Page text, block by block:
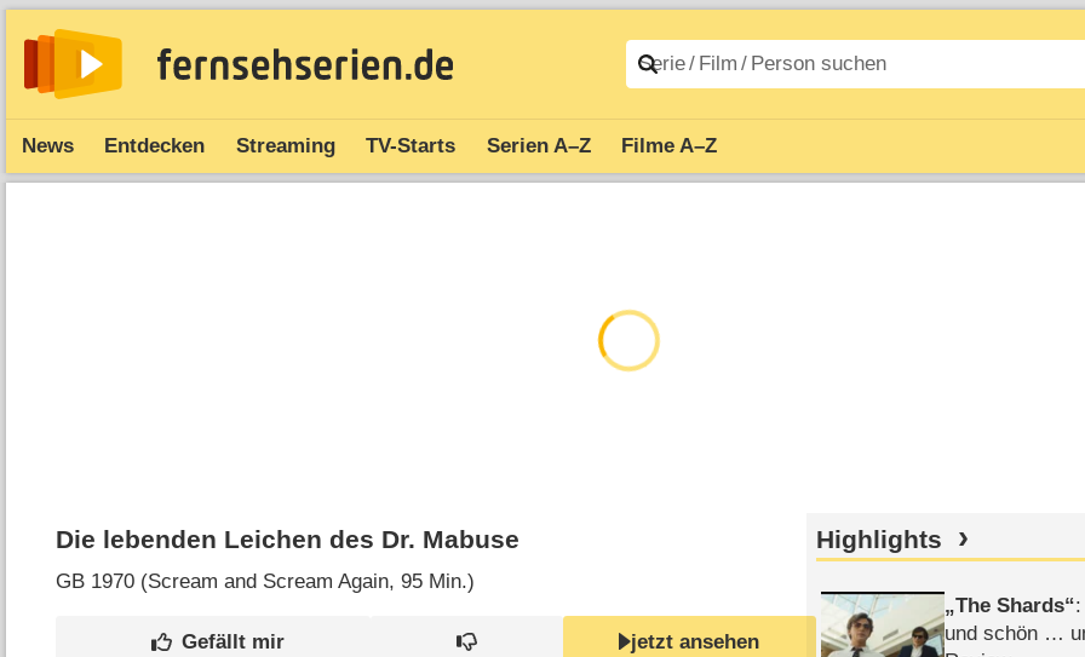
News Entdecken Streaming TV-Starts Serien A–Z Filme A–Z
Die lebenden Leichen des Dr. Mabuse
GB 1970 (Scream and Scream Again‎, 95 Min.)
jetzt ansehen
Highlights
The Shards
und schön …